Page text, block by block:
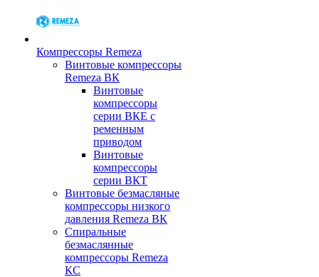
Компрессоры Remeza
Винтовые компрессоры
Remeza ВК
Винтовые
компрессоры
серии ВКЕ с
ременным
приводом
Винтовые
компрессоры
серии ВКТ
Винтовые безмасляные
компрессоры низкого
давления Remeza ВК
Спиральные
безмаслянные
компрессоры Remeza
КС